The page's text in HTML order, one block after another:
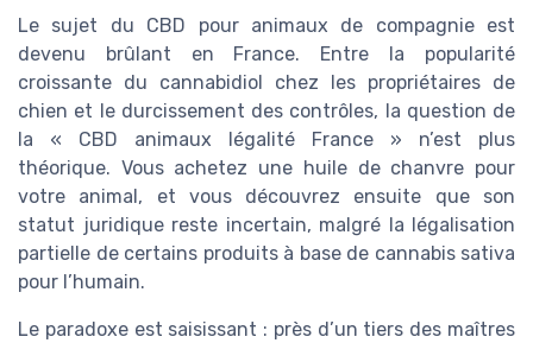
Le sujet du CBD pour animaux de compagnie est
devenu brûlant en France. Entre la popularité
croissante du cannabidiol chez les propriétaires de
chien et le durcissement des contrôles, la question de
la « CBD animaux légalité France » n’est plus
théorique. Vous achetez une huile de chanvre pour
votre animal, et vous découvrez ensuite que son
statut juridique reste incertain, malgré la légalisation
partielle de certains produits à base de cannabis sativa
pour l’humain.
Le paradoxe est saisissant : près d’un tiers des maîtres